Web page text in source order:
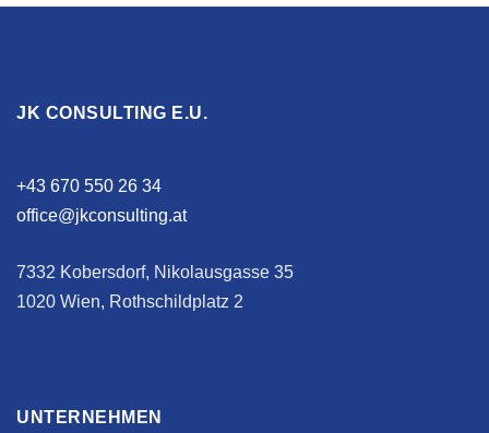
JK CONSULTING E.U.
+43 670 550 26 34
office@jkconsulting.at
7332 Kobersdorf, Nikolausgasse 35
1020 Wien, Rothschildplatz 2
UNTERNEHMEN